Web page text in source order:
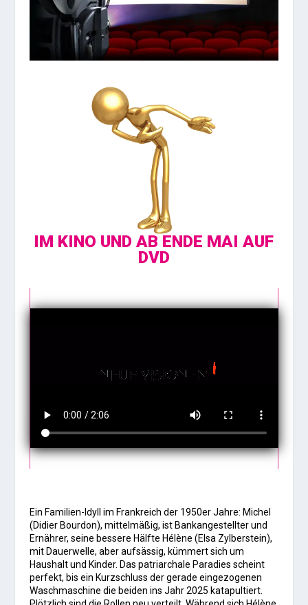
IM KINO UND AB ENDE MAI AUF
DVD
Ein Familien-Idyll im Frankreich der 1950er Jahre: Michel
(Didier Bourdon), mittelmäßig, ist Bankangestellter und
Ernährer, seine bessere Hälfte Hélène (Elsa Zylberstein),
mit Dauerwelle, aber aufsässig, kümmert sich um
Haushalt und Kinder. Das patriarchale Paradies scheint
perfekt, bis ein Kurzschluss der gerade eingezogenen
Waschmaschine die beiden ins Jahr 2025 katapultiert.